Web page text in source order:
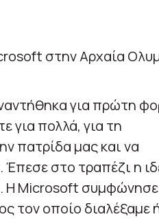
για πρώτη
για πολλά, για τη
πατρίδα μας και να
στο τραπέζι η
Η Microsoft συμφώνησε
τον οποίο διαλέξαμε